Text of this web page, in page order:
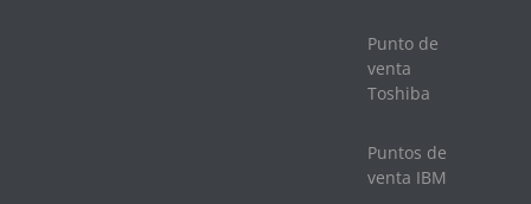
Punto de
venta
Toshiba
Puntos de
venta IBM